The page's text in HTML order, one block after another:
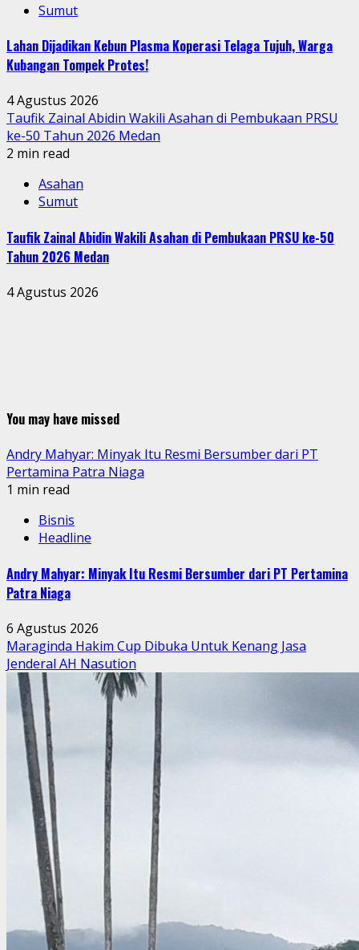
Sumut
Lahan Dijadikan Kebun Plasma Koperasi Telaga Tujuh, Warga
Kubangan Tompek Protes!
4 Agustus 2026
Taufik Zainal Abidin Wakili Asahan di Pembukaan PRSU
ke-50 Tahun 2026 Medan
2 min read
Asahan
Sumut
Taufik Zainal Abidin Wakili Asahan di Pembukaan PRSU ke-50
Tahun 2026 Medan
4 Agustus 2026
You may have missed
Andry Mahyar: Minyak Itu Resmi Bersumber dari PT
Pertamina Patra Niaga
1 min read
Bisnis
Headline
Andry Mahyar: Minyak Itu Resmi Bersumber dari PT Pertamina
Patra Niaga
6 Agustus 2026
Maraginda Hakim Cup Dibuka Untuk Kenang Jasa
Jenderal AH Nasution